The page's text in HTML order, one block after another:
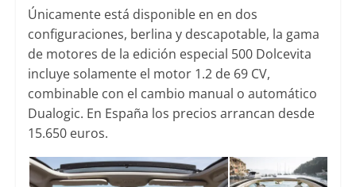
Únicamente está disponible en en dos
configuraciones, berlina y descapotable, la gama
de motores de la edición especial 500 Dolcevita
incluye solamente el motor 1.2 de 69 CV,
combinable con el cambio manual o automático
Dualogic. En España los precios arrancan desde
15.650 euros.